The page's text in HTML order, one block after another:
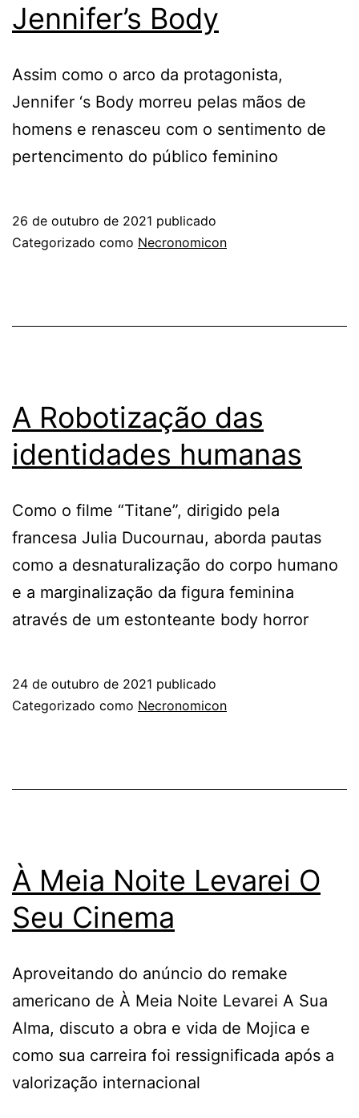
Jennifer’s Body
Assim como o arco da protagonista,
Jennifer ‘s Body morreu pelas mãos de
homens e renasceu com o sentimento de
pertencimento do público feminino
26 de outubro de 2021 publicado
Categorizado como Necronomicon
A Robotização das
identidades humanas
Como o filme “Titane”, dirigido pela
francesa Julia Ducournau, aborda pautas
como a desnaturalização do corpo humano
e a marginalização da figura feminina
através de um estonteante body horror
24 de outubro de 2021 publicado
Categorizado como Necronomicon
À Meia Noite Levarei O
Seu Cinema
Aproveitando do anúncio do remake
americano de À Meia Noite Levarei A Sua
Alma, discuto a obra e vida de Mojica e
como sua carreira foi ressignificada após a
valorização internacional